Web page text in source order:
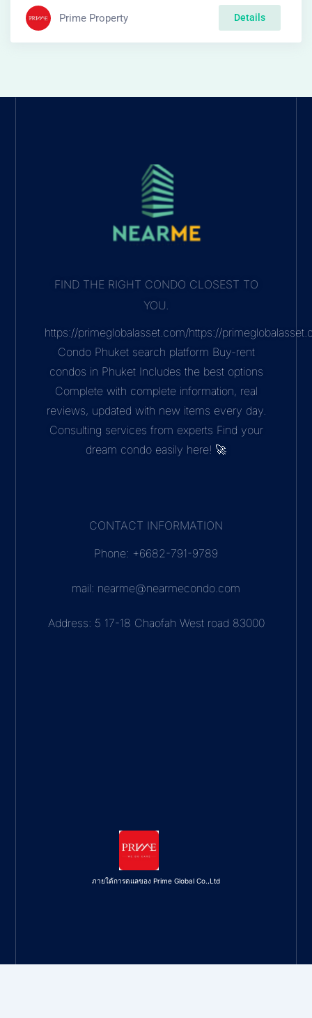
Prime Property Details
FIND THE RIGHT CONDO CLOSEST TO
YOU.
https://primeglobalasset.com/https://
Condo Phuket search platform Buy-rent
condos in Phuket Includes the best options
Complete with complete information, real
reviews, updated with new items every day.
Consulting services from experts Find your
dream condo easily here! 🚀
CONTACT INFORMATION
Phone: +6682-791-9789
mail: nearme@nearmecondo.com
Address: 5 17-18 Chaofah West road 83000
ภายใต้การดูแลของ Prime Global Co.,Ltd